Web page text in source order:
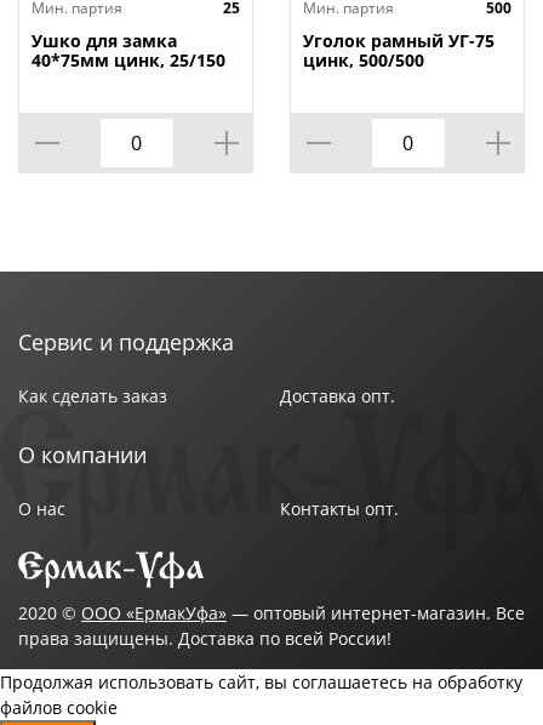
Мин. партия
25
Ушко для замка
40*75мм цинк, 25/150
Мин. партия
500
Уголок рамный УГ-75
цинк, 500/500
Сервис и поддержка
Как сделать заказ Доставка опт.
О компании
О нас Контакты опт.
2020 © ООО «ЕрмакУфа» — оптовый интернет-магазин. Все
права защищены. Доставка по всей России!
Продолжая использовать сайт, вы соглашаетесь на обработку
файлов cookie